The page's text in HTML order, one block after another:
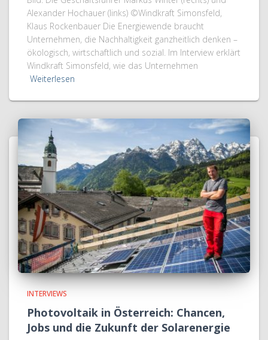
Alexander Hochauer (links) ©Windkraft Simonsfeld,
Klaus Rockenbauer Die Energiewende braucht
Unternehmen, die Nachhaltigkeit ganzheitlich denken –
ökologisch, wirtschaftlich und sozial. Im Interview erklärt
Windkraft Simonsfeld, wie das Unternehmen
Weiterlesen
INTERVIEWS
Photovoltaik in Österreich: Chancen,
Jobs und die Zukunft der Solarenergie